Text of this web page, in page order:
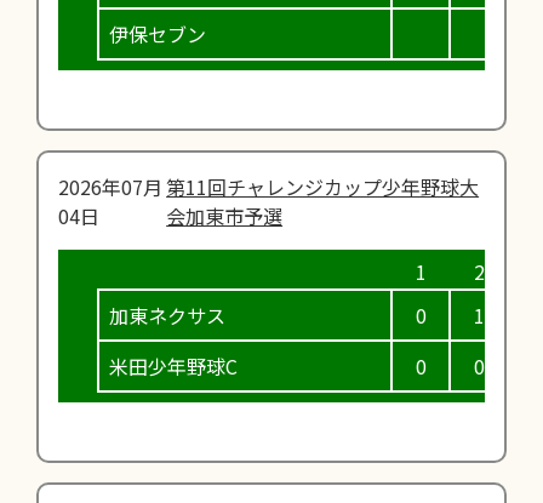
伊保セブン
2026年07月
04日
第11回チャレンジカップ少年野球大
会加東市予選
加東ネクサス
米田少年野球C
0
0
1
0